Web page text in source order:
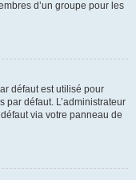
d’un groupe pour les
défaut est utilisé pour
par défaut. L’administrateur
via votre panneau de